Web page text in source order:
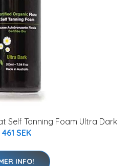
Self Tanning Foam Ultra Dark
461 SEK
INFO!